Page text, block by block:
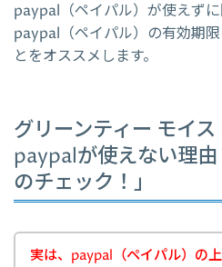
paypal（ペイパル）が使えずに
paypal（ペイパル）の有効期
とをオススメします。
グリーンティー モイ
paypalが使えない理
のチェック！」
実は、paypal（ペイパル）の